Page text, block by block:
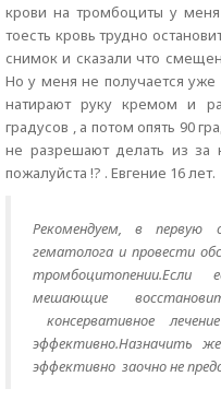
крови на тромбоциты у
тоесть кровь трудно
снимок и сказали что
Но у меня не получается
натирают руку кремом и
градусов , а потом опять 90
не разрешают делать из за
пожалуйста !? . Евгение 16 лет.
Рекомендуем, в первую
гематолога и провести
тромбоцитопении.Если
мешающие
консервативное
эффективно.Назначить
эффективно заочно не